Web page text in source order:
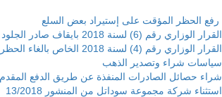
رفع الحظر المؤقت على إستيراد بعض السلع
القرار الوزاري رقم (6) لسنة 2018 بايقاف صادر الجلود
القرار الوزاري رقم (4) لسنة 2018 الخاص بالغاء الحظر المؤقت على صادرات الذرة
سياسات شراء وتصدير الذهب
شراء حصائل الصادرات المنفذة عن طريق الدفع المقدم
استثناء شركة مجموعة سوداتل من المنشور 13/2018